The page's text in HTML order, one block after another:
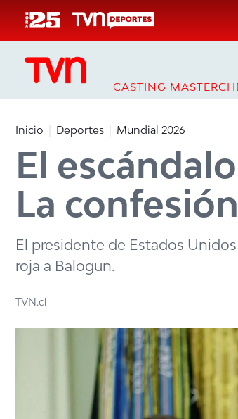
CASTING
Inicio Deportes Mundial 2026
El
La
El presidente de Estados
roja a Balogun.
TVN.cl